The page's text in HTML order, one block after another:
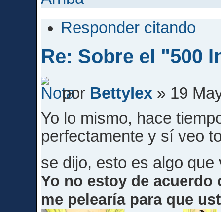
Responder citando
Re: Sobre el "500
por Bettylex » 19
Yo lo mismo, hace
perfectamente y sí veo
se dijo, esto es algo
Yo no estoy de
me pelearía para que